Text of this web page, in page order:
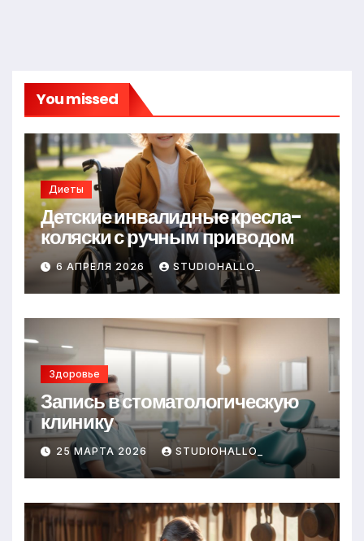
You missed
Диеты
Детские инвалидные кресла-
коляски с ручным приводом
6 АПРЕЛЯ 2026 STUDIOHALLO_
Здоровье
Запись в стоматологическую
клинику
25 МАРТА 2026 STUDIOHALLO_